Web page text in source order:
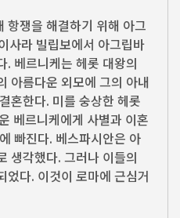
항쟁을 해결하기 위해 아그
사라 빌립보에서 아그립바
. 베르니케는 헤롯 대왕의
아름다운 외모에 그의 아내
혼한다. 미를 숭상한 헤롯
베르니케에게 사별과 이혼
빠진다. 베스파시안은 아
생각했다. 그러나 이들의
었다. 이것이 로마에 근심거